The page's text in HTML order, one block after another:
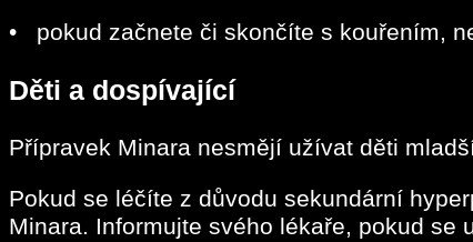
• pokud začnete či skončíte s kouřením,
Děti a dospívající
Přípravek Minara nesmějí užívat děti
Pokud se léčíte z důvodu sekundární
Minara. Informujte svého lékaře, pokud